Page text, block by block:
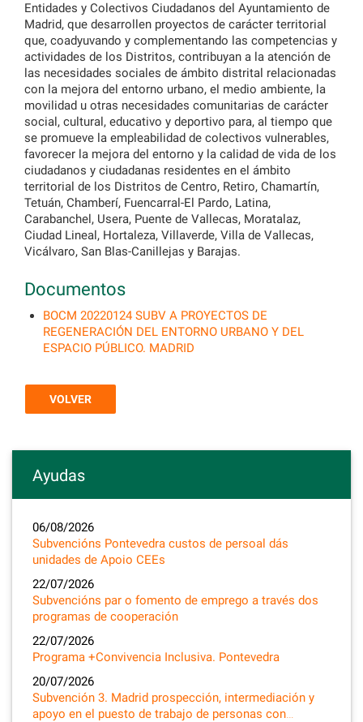
Entidades y Colectivos Ciudadanos del Ayuntamiento de
Madrid, que desarrollen proyectos de carácter territorial
que, coadyuvando y complementando las competencias y
actividades de los Distritos, contribuyan a la atención de
las necesidades sociales de ámbito distrital relacionadas
con la mejora del entorno urbano, el medio ambiente, la
movilidad u otras necesidades comunitarias de carácter
social, cultural, educativo y deportivo para, al tiempo que
se promueve la empleabilidad de colectivos vulnerables,
favorecer la mejora del entorno y la calidad de vida de los
ciudadanos y ciudadanas residentes en el ámbito
territorial de los Distritos de Centro, Retiro, Chamartín,
Tetuán, Chamberí, Fuencarral-El Pardo, Latina,
Carabanchel, Usera, Puente de Vallecas, Moratalaz,
Ciudad Lineal, Hortaleza, Villaverde, Villa de Vallecas,
Vicálvaro, San Blas-Canillejas y Barajas.
Documentos
BOCM 20220124 SUBV A PROYECTOS DE
REGENERACIÓN DEL ENTORNO URBANO Y DEL
ESPACIO PÚBLICO. MADRID
VOLVER
Ayudas
06/08/2026
Subvencións Pontevedra custos de persoal dás
unidades de Apoio CEEs
22/07/2026
Subvencións par o fomento de emprego a través dos
programas de cooperación
22/07/2026
Programa +Convivencia Inclusiva. Pontevedra
20/07/2026
Subvención 3. Madrid prospección, intermediación y
apoyo en el puesto de trabajo de personas con…